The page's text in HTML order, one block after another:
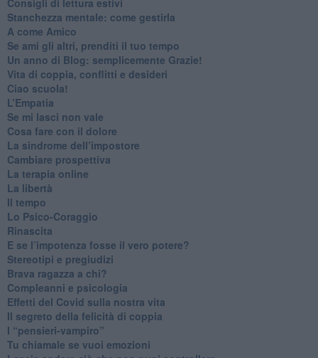
​Stanchezza mentale: come gestirla
​A come Amico
​Se ami gli altri, prenditi il tuo tempo
​Un anno di Blog: semplicemente Grazie!
​Vita di coppia, conflitti e desideri
​Ciao scuola!
​L’Empatia
​Se mi lasci non vale
Cosa fare con il dolore
​La sindrome dell’impostore
​Cambiare prospettiva
La terapia online
La libertà
​Il tempo
​Lo Psico-Coraggio
Rinascita
​E se l’impotenza fosse il vero potere?
Stereotipi e pregiudizi
​Brava ragazza a chi?
​Compleanni e psicologia
Effetti del Covid sulla nostra vita
Il segreto della felicità di coppia
​I “pensieri-vampiro”
​Tu chiamale se vuoi emozioni